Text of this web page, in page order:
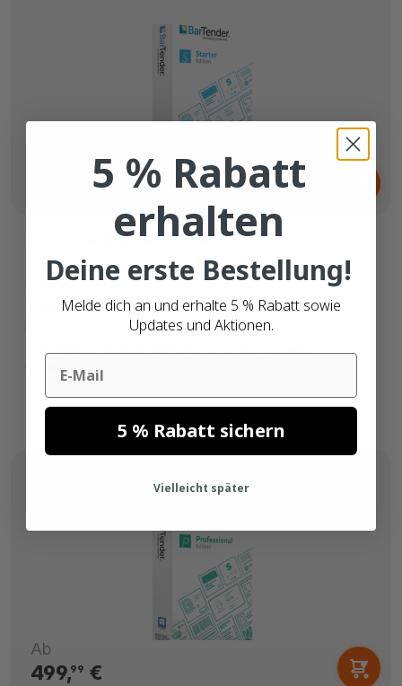
€
Bartender Starter BTS-WS
Drucken von jedem Betriebssystem, Gerät
oder Internetbrowser aus
Einfache Verknüpfung mit Excel- oder CSV-
Qualität
Ab
499,99 €
5 % Rabatt
erhalten
Deine erste Bestellung!
Melde dich an und erhalte 5 % Rabatt sowie
Updates und Aktionen.
Email
5 % Rabatt sichern
Vielleicht später